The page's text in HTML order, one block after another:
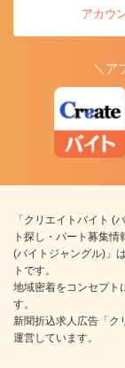
アカウ
＼ア
「クリエイトバイト (
ト探し・パート募集
(バイトジャングル)」
トです。
地域密着をコンセプト
す。
新聞折込求人広告「ク
運営しています。